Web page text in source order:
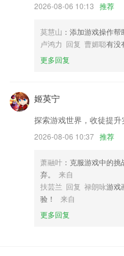
2026-08-06 10:13 推荐
莫慧山 ：添加游戏操作
卢鸿力 回复 曹媚聪有没
更多回复
姬英宁
探索游戏世界，收徒提升
2026-08-06 10:37 推荐
萧融叶 ：克服游戏中的
弃。
来自
扶芸兰 回复 禄朗咏游戏
验！
来自
更多回复